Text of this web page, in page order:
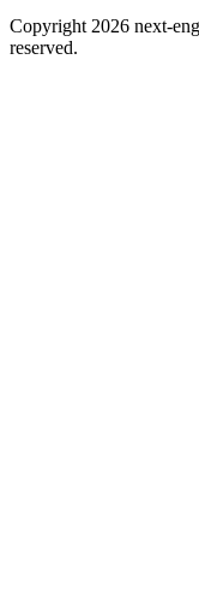
Copyright 2026 next-
reserved.